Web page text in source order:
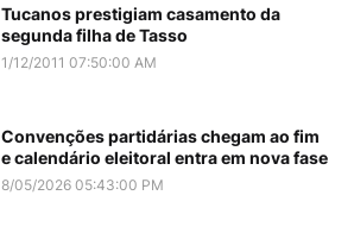
Tucanos prestigiam casamento da
segunda filha de Tasso
1/12/2011 07:50:00 AM
Convenções partidárias chegam ao fim
e calendário eleitoral entra em nova fase
8/05/2026 05:43:00 PM